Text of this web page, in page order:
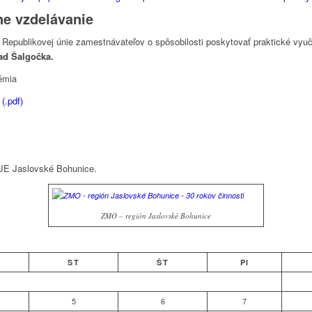
vzdelávanie
únie zamestnávateľov o spôsobilosti poskytovať praktické
Šalgočka.
Jaslovské Bohunice.
ZMO – región Jaslovské Bohunice
ST ŠT PI
5 6 7